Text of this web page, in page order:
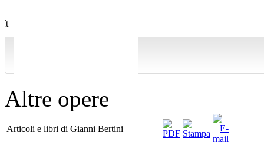
Altre opere
Articoli e libri di Gianni Bertini